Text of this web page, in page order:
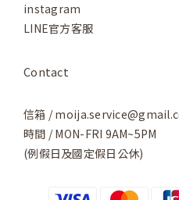
instagram
LINE官方客服
Contact
信箱 /
時間 / MON-FRI 9AM~5PM
(例假日及國定假日公休)